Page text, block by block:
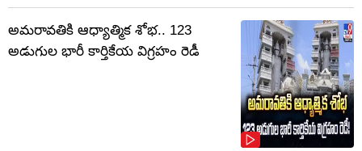
అమరావతికి ఆధ్యాత్మిక శోభ.. 123
అడుగుల భారీ కార్తికేయ విగ్రహం రెడీ